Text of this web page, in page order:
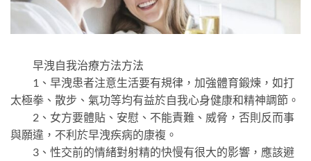
早洩自我治療方法方法
1、早洩患者注意生活要有規律，加強體育鍛煉，如打
太極拳、散步、氣功等均有益於自我心身健康和精神調節。
2、女方要體貼、安慰、不能責難、威脅，否則反而事
與願違，不利於早洩疾病的康複。
3、性交前的情緒對射精的快慢有很大的影響，應該避